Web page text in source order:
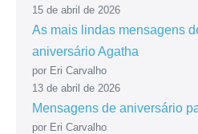
15 de abril de 2026
As mais lindas mensagens
aniversário Agatha
por Eri Carvalho
13 de abril de 2026
Mensagens de aniversário
por Eri Carvalho